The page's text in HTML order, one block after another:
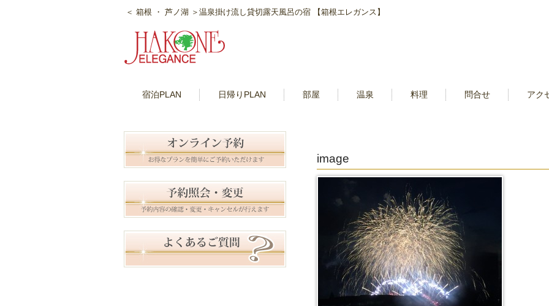
＜ 箱根 ・ 芦ノ湖 ＞温泉掛け流し貸切露天風呂の宿 【箱根エレガンス】
宿泊PLAN 日帰りPLAN 部屋 温泉 料理 問合せ アク
image